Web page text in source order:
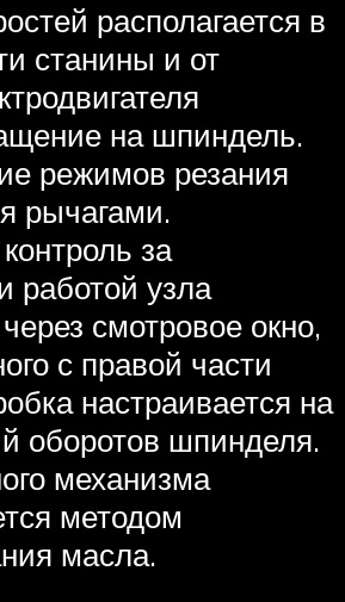
располагается в
станины и от
на шпиндель.
режимов резания
рычагами.
за
работой узла
смотровое окно,
с правой части
настраивается на
оборотов шпинделя.
механизма
методом
масла.